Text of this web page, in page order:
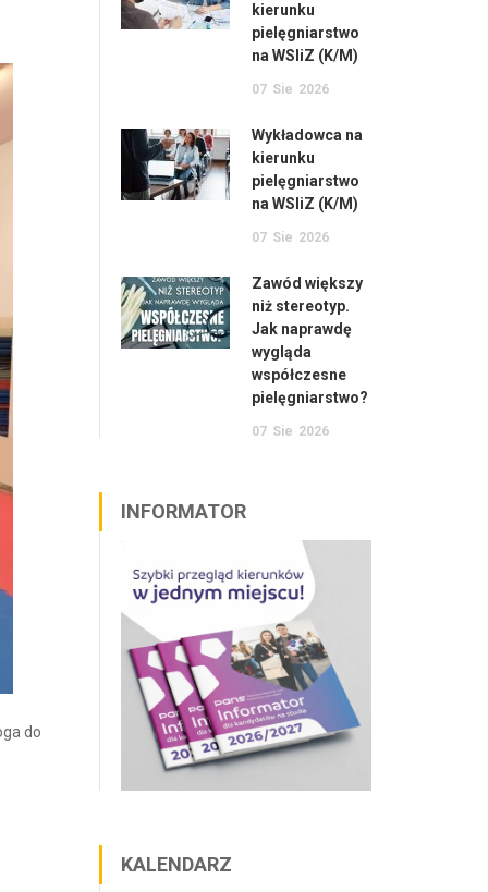
do
kierunku
pielęgniarstwo
na WSIiZ (K/M)
07 Sie 2026
Wykładowca na
kierunku
pielęgniarstwo
na WSIiZ (K/M)
07 Sie 2026
Zawód większy
niż stereotyp.
Jak naprawdę
wygląda
współczesne
pielęgniarstwo?
07 Sie 2026
INFORMATOR
KALENDARZ